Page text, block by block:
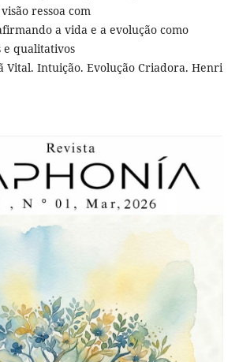
ressoa com
a vida e a evolução como
e qualitativos
Vital. Intuição. Evolução Criadora. Henri